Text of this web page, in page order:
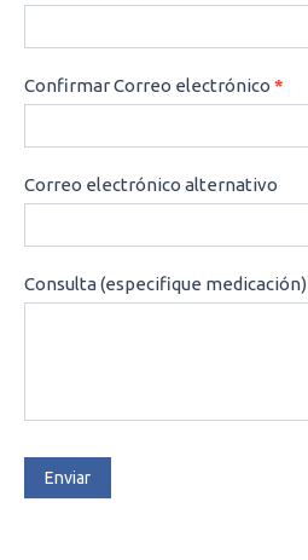
Confirmar Correo electrónico *
Correo electrónico alternativo
Consulta (especifique medicación)
Enviar